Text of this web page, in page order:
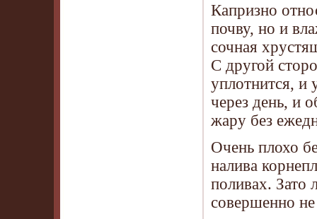
Капризно
почву, но и
сочная
С другой
уплотнится, и
через день, и
жару без
Очень плохо
налива
поливах. Зато
совершенно не